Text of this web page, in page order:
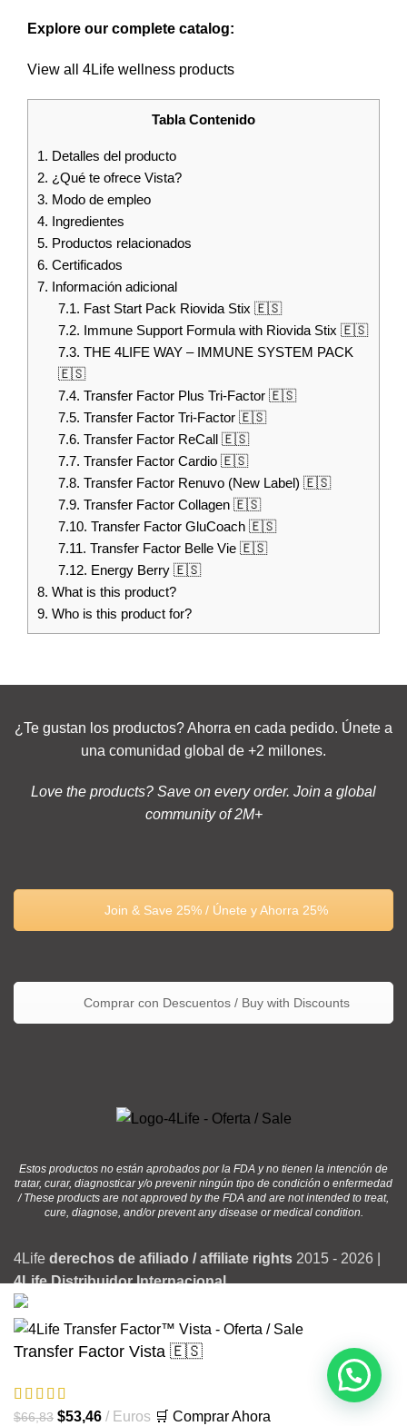
Explore our complete catalog:
View all 4Life wellness products
Tabla Contenido
1. Detalles del producto
2. ¿Qué te ofrece Vista?
3. Modo de empleo
4. Ingredientes
5. Productos relacionados
6. Certificados
7. Información adicional
7.1. Fast Start Pack Riovida Stix 🇪🇸
7.2. Immune Support Formula with Riovida Stix 🇪🇸
7.3. THE 4LIFE WAY – IMMUNE SYSTEM PACK
🇪🇸
7.4. Transfer Factor Plus Tri-Factor 🇪🇸
7.5. Transfer Factor Tri-Factor 🇪🇸
7.6. Transfer Factor ReCall 🇪🇸
7.7. Transfer Factor Cardio 🇪🇸
7.8. Transfer Factor Renuvo (New Label) 🇪🇸
7.9. Transfer Factor Collagen 🇪🇸
7.10. Transfer Factor GluCoach 🇪🇸
7.11. Transfer Factor Belle Vie 🇪🇸
7.12. Energy Berry 🇪🇸
8. What is this product?
9. Who is this product for?
¿Te gustan los productos? Ahorra en cada pedido. Únete a
una comunidad global de +2 millones.
Love the products? Save on every order. Join a global
community of 2M+
Join & Save 25% / Únete y Ahorra 25%
Comprar con Descuentos / Buy with Discounts
Estos productos no están aprobados por la FDA y no tienen la intención de
tratar, curar, diagnosticar y/o prevenir ningún tipo de condición o enfermedad
/ These products are not approved by the FDA and are not intended to treat,
cure, diagnose, and/or prevent any disease or medical condition.
4Life derechos de afiliado / affiliate rights 2015 - 2026 |
4Life Distribuidor Internacional
Transfer Factor Vista 🇪🇸
$66,83 El
$53,46ElEuros 🛒 Comprar Ahora